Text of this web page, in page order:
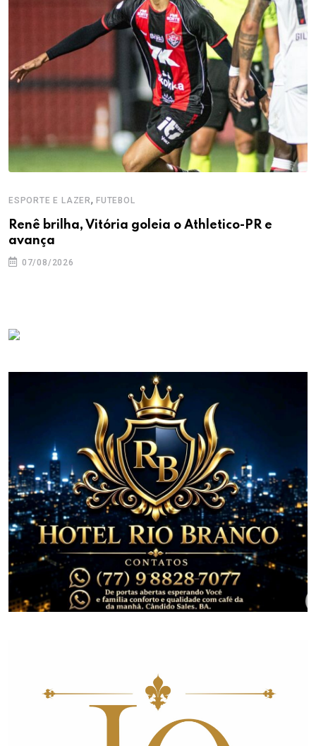
ESPORTE E LAZER, FUTEBOL
Renê brilha, Vitória goleia o Athletico-PR e
avança
07/08/2026